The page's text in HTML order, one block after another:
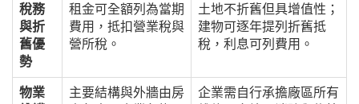
稅務
與折
舊優
勢
租金可全額列為當期
費用，抵扣營業稅與
營所稅。
土地不折舊但具增值性；
建物可逐年提列折舊抵
稅，利息可列費用。
物業
主要結構與外牆由房
企業需自行承擔廠區所有